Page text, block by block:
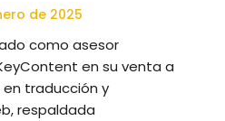
de 2025
como asesor
en su venta a
en traducción y
respaldada